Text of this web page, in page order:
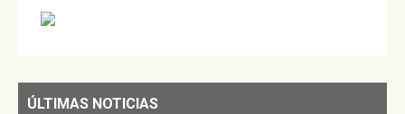
ÚLTIMAS NOTICIAS